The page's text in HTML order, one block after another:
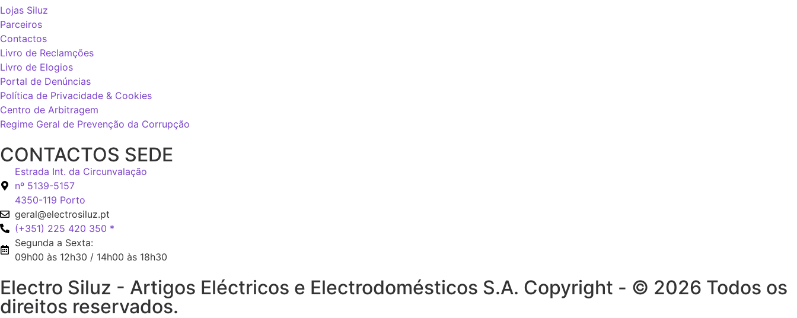
Lojas Siluz
Parceiros
Contactos
Livro de Reclamções
Livro de Elogios
Portal de Denúncias
Política de Privacidade & Cookies
Centro de Arbitragem
Regime Geral de Prevenção da Corrupção
CONTACTOS SEDE
Estrada Int. da Circunvalação
nº 5139-5157
4350-119 Porto
geral@electrosiluz.pt
(+351) 225 420 350 *
Segunda a Sexta:
09h00 às 12h30 / 14h00 às 18h30
Electro Siluz - Artigos Eléctricos e Electrodomésticos S.A. Copyright - © 2026 Todos os
direitos reservados.